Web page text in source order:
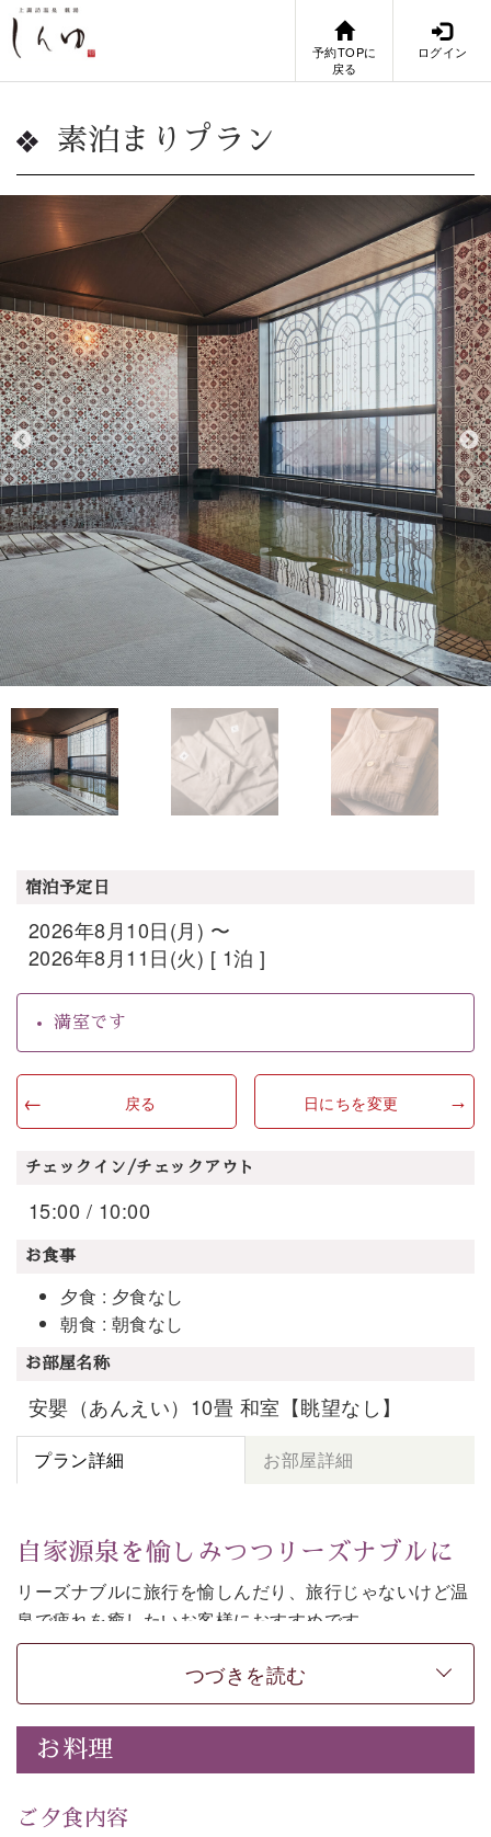
予約TOPに
戻る
ログイン
素泊まりプラン
宿泊予定日
2026年8月10日(月) 〜
2026年8月11日(火) [ 1泊 ]
満室です
戻る 日にちを変更
チェックイン/チェックアウト
15:00 / 10:00
お食事
夕食 : 夕食なし
朝食 : 朝食なし
お部屋名称
安嬰（あんえい）10畳 和室【眺望なし】
プラン詳細 お部屋詳細
自家源泉を愉しみつつリーズナブルに
リーズナブルに旅行を愉しんだり、旅行じゃないけど温
泉で疲れを癒したいお客様におすすめです。
和モダンの落ち着くお部屋でお休みください。
-----------【安心への取り組み】----------
個室料亭、貸切風呂のご利用が可能な上、 安心安全にご
徹底した衛生管理を行っております。
つづきを読む
お料理
ご夕食内容